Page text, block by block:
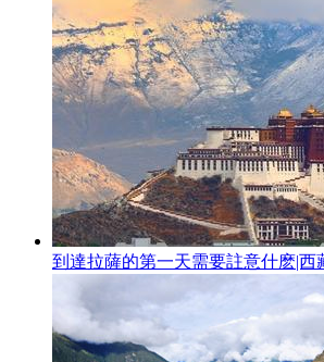
到達拉薩的第一天需要註意什麽|西